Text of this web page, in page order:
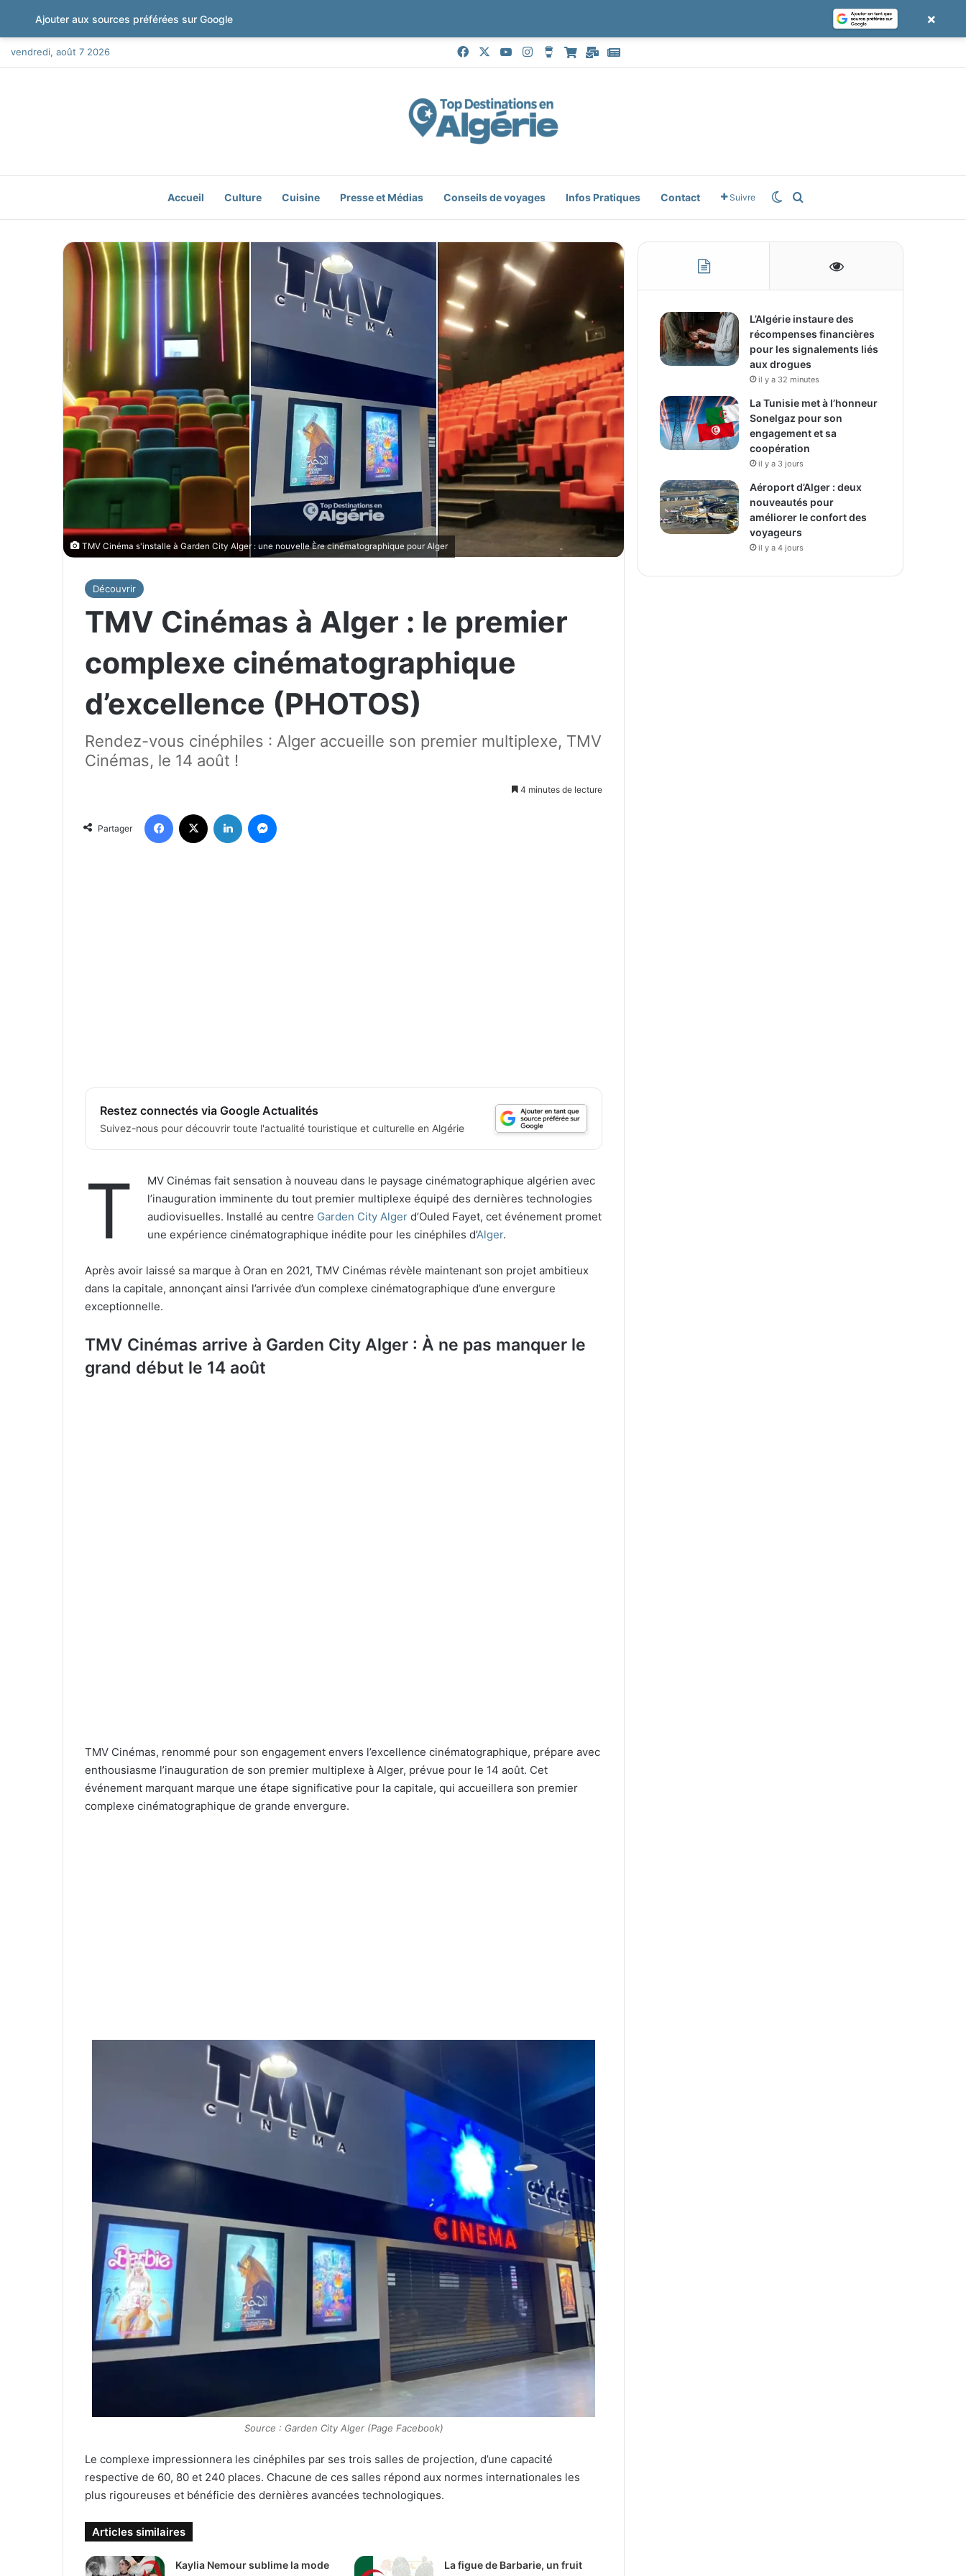
vendredi, août 7 2026 FacebookYouTubeInstagramBuy Me a Coffee
Boutique
MailGoogle News
Accueil Culture Cuisine Presse et Médias Conseils de voyages Infos Pratiques Contact Suivre Switch skin
TMV Cinéma s'installe à Garden City Alger : une nouvelle Ère cinématographique pour Alger
Découvrir
TMV Cinémas à Alger : le premier
complexe cinématographique
d’excellence (PHOTOS)
Rendez-vous cinéphiles : Alger accueille son premier multiplexe, TMV
Cinémas, le 14 août !
4 minutes de lecture
Partager
Restez connectés via Google Actualités
Suivez-nous pour découvrir toute l'actualité touristique et culturelle en Algérie
T
MV Cinémas fait sensation à nouveau dans le paysage cinématographique algérien avec
l’inauguration imminente du tout premier multiplexe équipé des dernières technologies
audiovisuelles. Installé au centre Garden City Alger d’Ouled Fayet, cet événement promet
une expérience cinématographique inédite pour les cinéphiles d’Alger.
Après avoir laissé sa marque à Oran en 2021, TMV Cinémas révèle maintenant son projet ambitieux
dans la capitale, annonçant ainsi l’arrivée d’un complexe cinématographique d’une envergure
exceptionnelle.
TMV Cinémas arrive à Garden City Alger : À ne pas manquer le
grand début le 14 août
TMV Cinémas, renommé pour son engagement envers l’excellence cinématographique, prépare avec
enthousiasme l’inauguration de son premier multiplexe à Alger, prévue pour le 14 août. Cet
événement marquant marque une étape significative pour la capitale, qui accueillera son premier
complexe cinématographique de grande envergure.
Source : Garden City Alger (Page Facebook)
Le complexe impressionnera les cinéphiles par ses trois salles de projection, d’une capacité
respective de 60, 80 et 240 places. Chacune de ces salles répond aux normes internationales les
plus rigoureuses et bénéficie des dernières avancées technologiques.
Articles similaires
Kaylia Nemour sublime la mode La figue de Barbarie, un fruit
L’Algérie instaure des
récompenses financières
pour les signalements liés
aux drogues
il y a 32 minutes
La Tunisie met à l’honneur
Sonelgaz pour son
engagement et sa
coopération
il y a 3 jours
Aéroport d’Alger : deux
nouveautés pour
améliorer le confort des
voyageurs
il y a 4 jours
Ajouter aux sources préférées sur Google ×